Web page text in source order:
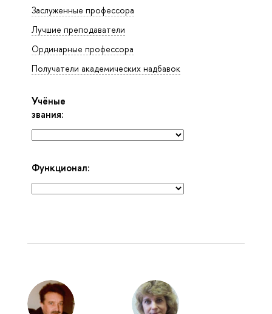
Заслуженные профессора
Лучшие преподаватели
Ординарные профессора
Получатели академических надбавок
Учёные
звания:
Функционал: